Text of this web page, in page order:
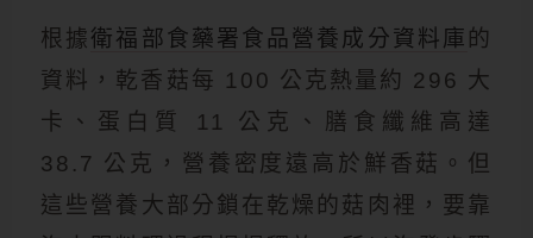
根據衛福部食藥署食品營養成分資料庫 的
資料，乾香菇每 100 公克熱量約 296 大
卡、蛋白質 11 公克、膳食纖維高達
38.7 公克，營養密度遠高於鮮香菇。但
這些營養大部分鎖在乾燥的菇肉裡，要靠